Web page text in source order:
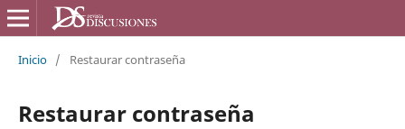
Inicio / Restaurar contraseña
Restaurar contraseña